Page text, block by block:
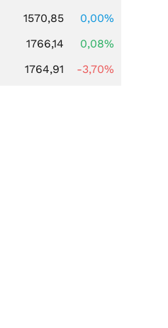
1570,85
0,00%
1766,14
0,08%
1764,91 -3,70%